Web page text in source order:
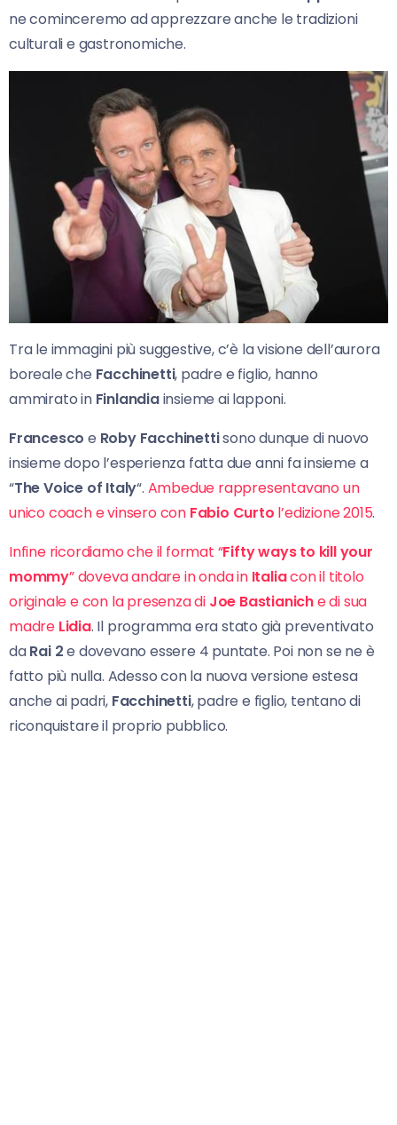
ne cominceremo ad apprezzare anche le tradizioni
culturali e gastronomiche.
Tra le immagini più suggestive, c’è la visione dell’aurora
boreale che Facchinetti, padre e figlio, hanno
ammirato in Finlandiainsieme ai lapponi.
Francesco e Roby Facchinettisono dunque di nuovo
insieme dopo l’esperienza fatta due anni fa insieme a
“The Voice of Italy“. Ambedue rappresentavano un
unico coach e vinsero con Fabio Curto l’edizione 2015.
Infine ricordiamo che il format “Fifty ways to kill your
mommy” doveva andare in onda in Italiacon il titolo
originale e con la presenza di Joe Bastianiche di sua
madre Lidia. Il programma era stato già preventivato
daRai 2e dovevano essere 4 puntate. Poi non se ne è
fatto più nulla. Adesso con la nuova versione estesa
anche ai padri, Facchinetti, padre e figlio, tentano di
riconquistare il proprio pubblico.